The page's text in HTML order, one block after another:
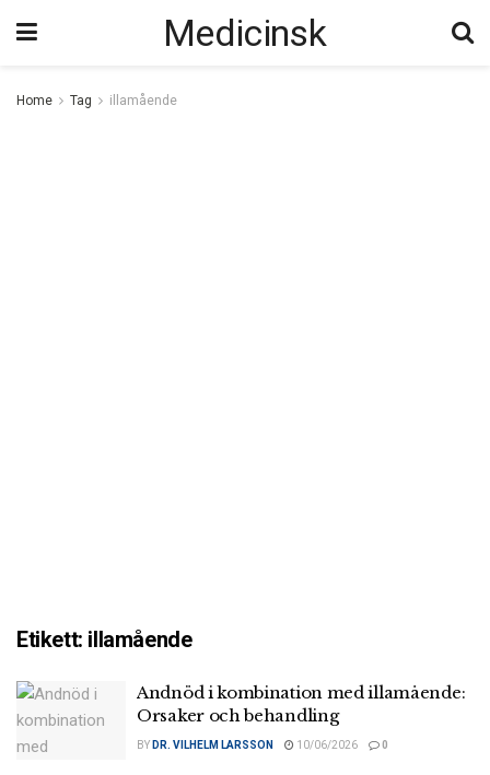
Medicinsk
Home Tag illamående
Etikett: illamående
Andnöd i kombination med illamående:
Orsaker och behandling
BY DR. VILHELM LARSSON 10/06/2026 0